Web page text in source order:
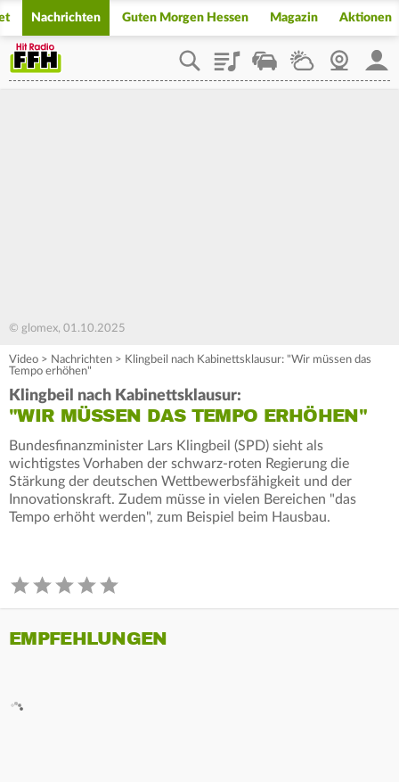
Nachrichten Guten Morgen Hessen Magazin Aktionen
PlaylistStaupilotWetterWebcam
© glomex, 01.10.2025
Video > Nachrichten > Klingbeil nach Kabinettsklausur: "Wir müssen das
Tempo erhöhen"
Klingbeil nach Kabinettsklausur:
"WIR MÜSSEN DAS TEMPO ERHÖHEN"
Bundesfinanzminister Lars Klingbeil (SPD) sieht als
wichtigstes Vorhaben der schwarz-roten Regierung die
Stärkung der deutschen Wettbewerbsfähigkeit und der
Innovationskraft. Zudem müsse in vielen Bereichen "das
Tempo erhöht werden", zum Beispiel beim Hausbau.
EMPFEHLUNGEN